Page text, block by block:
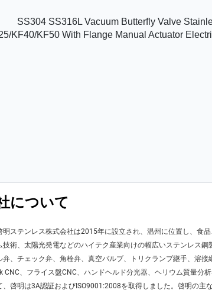
について
明ステンレス株式会社は2015年に設立され、温州に位置し、食
技術、太陽光発電などのハイテク産業向けの幅広いステンレス
弁、チェック弁、角栓弁、真空バルブ、トリクランプ継手、溶
CNC、フライス盤CNC、ハンドヘルド分光器、ヘリウム質量分
、啓明は3A認証およびISO9001:2008を取得しました。啓明の主